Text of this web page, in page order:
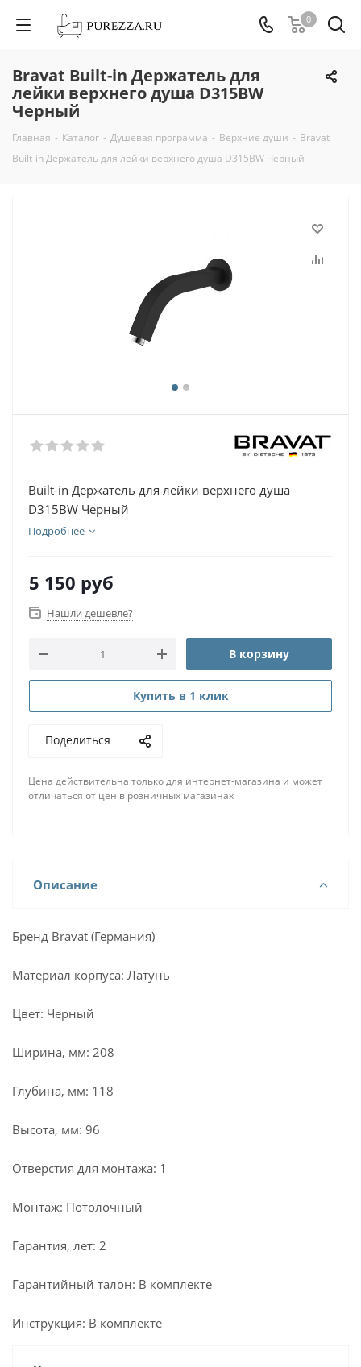
0
Bravat Built-in Держатель для
лейки верхнего душа D315BW
Черный
Главная - Каталог - Душевая программа - Верхние души - Bravat
Built-in Держатель для лейки верхнего душа D315BW Черный
Built-in Держатель для лейки верхнего душа
D315BW Черный
Подробнее
5 150 руб
Нашли дешевле?
В корзину
Купить в 1 клик
Поделиться
Цена действительна только для интернет-магазина и может
отличаться от цен в розничных магазинах
Описание
Бренд Bravat (Германия)
Материал корпуса: Латунь
Цвет: Черный
Ширина, мм: 208
Глубина, мм: 118
Высота, мм: 96
Отверстия для монтажа: 1
Монтаж: Потолочный
Гарантия, лет: 2
Гарантийный талон: В комплекте
Инструкция: В комплекте